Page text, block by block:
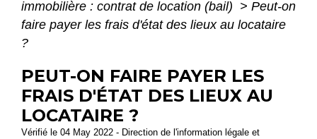
immobilière : contrat de location (bail) > Peut-on
faire payer les frais d'état des lieux au locataire
?
PEUT-ON FAIRE PAYER LES
FRAIS D'ÉTAT DES LIEUX AU
LOCATAIRE ?
Vérifié le 04 May 2022 - Direction de l'information légale et